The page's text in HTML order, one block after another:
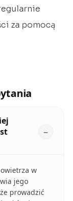
za pomocą
w
jego
prowadzić